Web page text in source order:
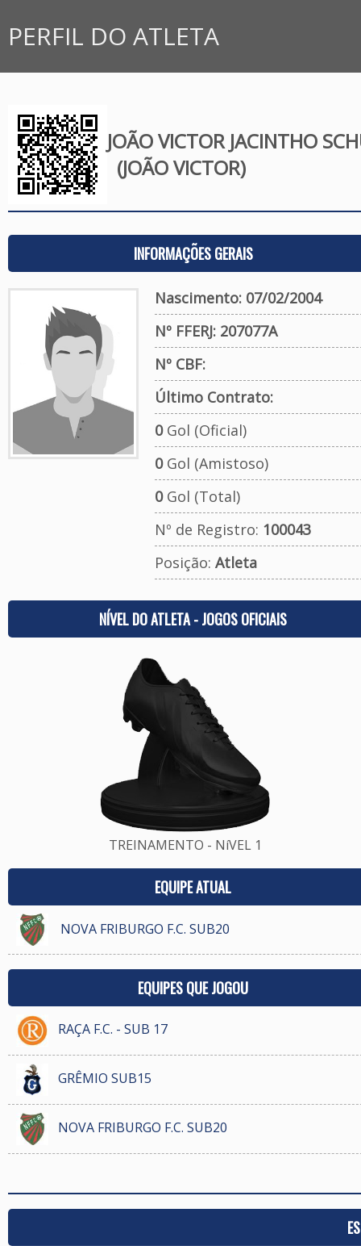
PERFIL DO ATLETA
JOÃO VICTOR JACINTHO
(JOÃO VICTOR)
INFORMAÇÕES GERAIS
Nascimento: 07/02/2004
Nº FFERJ: 207077A
Nº CBF:
Último Contrato:
0Gol (Oficial)
0Gol (Amistoso)
0Gol (Total)
Nº de Registro: 100043
Posição: Atleta
NÍVEL DO ATLETA - JOGOS OFICIAIS
TREINAMENTO - NíVEL 1
EQUIPE ATUAL
NOVA FRIBURGO F.C. SUB20
EQUIPES QUE JOGOU
RAÇA F.C. - SUB 17
GRÊMIO SUB15
NOVA FRIBURGO F.C. SUB20